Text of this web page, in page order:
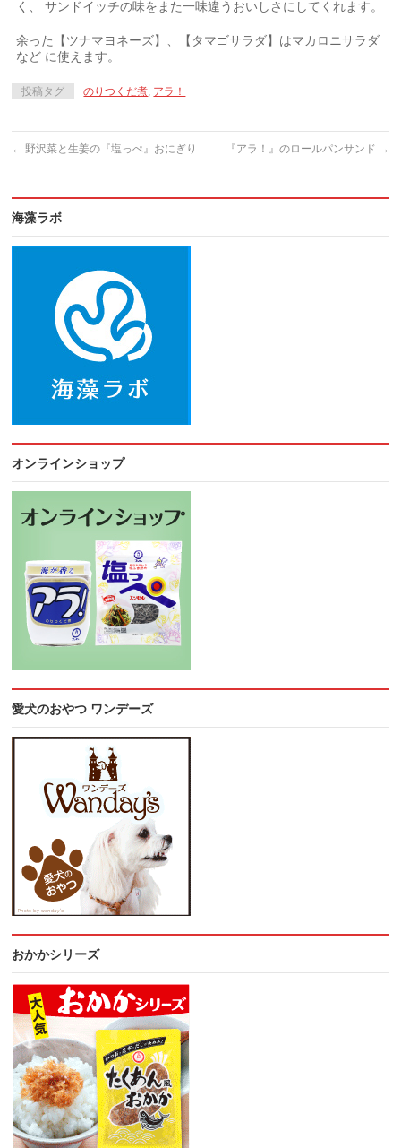
く、 サンドイッチの味をまた一味違うおいしさにしてくれます。
余った【ツナマヨネーズ】、【タマゴサラダ】はマカロニサラダ
など に使えます。
投稿タグ のりつくだ煮 アラ！
← 野沢菜と生姜の『塩っぺ』おにぎり 『アラ！』のロールパンサンド →
海藻ラボ
オンラインショップ
愛犬のおやつ ワンデーズ
おかかシリーズ